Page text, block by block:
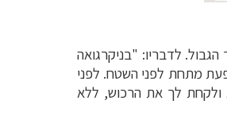
לדבריו: "בניקרגואה
מתחת לפני השטח. לפני
ולקחת לך את הרכוש, ללא